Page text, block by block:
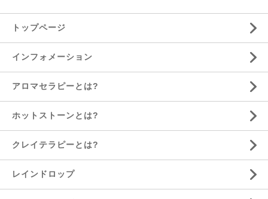
トップページ
インフォメーション
アロマセラピーとは?
ホットストーンとは?
クレイテラピーとは?
レインドロップ